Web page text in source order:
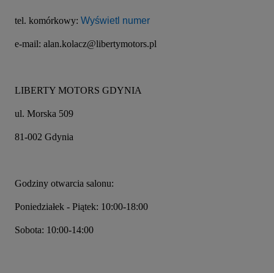
tel. komórkowy: Wyświetl numer
e-mail: alan.kolacz@libertymotors.pl
LIBERTY MOTORS GDYNIA
ul. Morska 509
81-002 Gdynia
Godziny otwarcia salonu:
Poniedziałek - Piątek: 10:00-18:00
Sobota: 10:00-14:00